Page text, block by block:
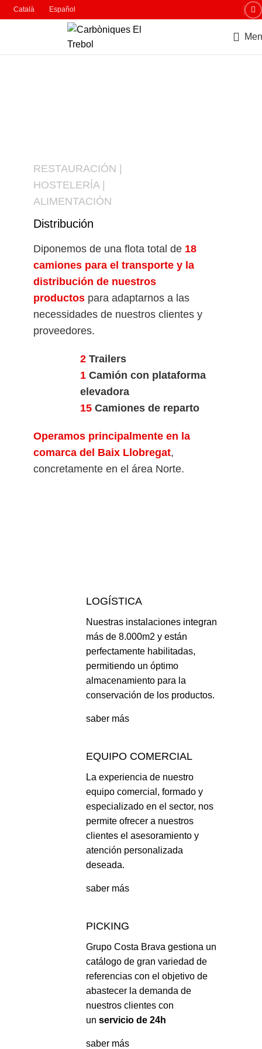
Català Español
RESTAURACIÓN |
HOSTELERÍA |
ALIMENTACIÓN
Distribución
Diponemos de una flota total de 18
camiones para el transporte y la
distribución de nuestros
productospara adaptarnos a las
necessidades de nuestros clientes y
proveedores.
2Trailers
1 Camión con plataforma
elevadora
15Camiones de reparto
Operamos principalmente en la
comarca del Baix Llobregat,
concretamente en el área Norte.
LOGÍSTICA
Nuestras instalaciones integran
más de 8.000m2 y están
perfectamente habilitadas,
permitiendo un óptimo
almacenamiento para la
conservación de los productos.
saber más
EQUIPO COMERCIAL
La experiencia de nuestro
equipo comercial, formado y
especializado en el sector, nos
permite ofrecer a nuestros
clientes el asesoramiento y
atención personalizada
deseada.
saber más
PICKING
Grupo Costa Brava gestiona un
catálogo de gran variedad de
referencias con el objetivo de
abastecer la demanda de
nuestros clientes con
un servicio de 24h
saber más